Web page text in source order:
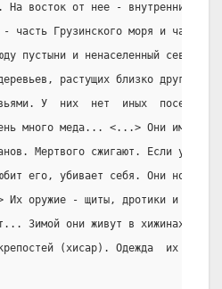
На восток от нее - внутренние
часть Грузинского моря и часть
пустыни и ненаселенный север.
растущих близко друг  от
У  них  нет  иных  посевов,
много меда... <...> Они имеют
Мертвого сжигают. Если у них
его, убивает себя. Они носят
Их оружие - щиты, дротики и
Зимой они живут в хижинах и
(хисар). Одежда  их